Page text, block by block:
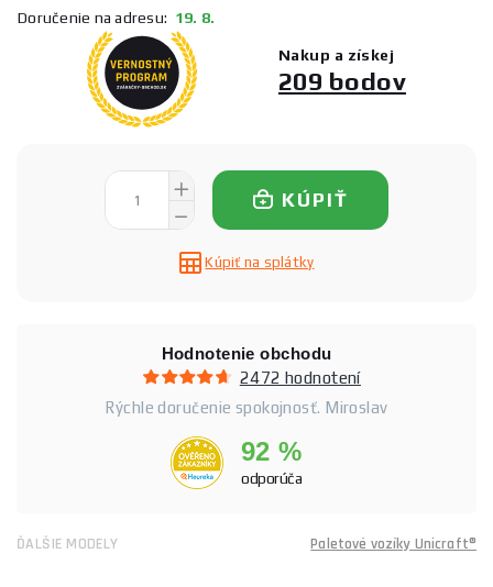
Doručenie na adresu: 19. 8.
Nakup a získej
209 bodov
KÚPIŤ
Kúpiť na splátky
Hodnotenie obchodu
2472 hodnotení
Rýchle doručenie spokojnosť. Miroslav
92 %
odporúča
ĎALŠIE MODELY Paletové vozíky Unicraft®